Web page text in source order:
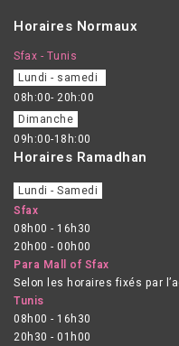
Horaires Normaux
Sfax - Tunis
Lundi - samedi
08h:00- 20h:00
Dimanche
09h:00-18h:00
Horaires Ramadhan
Lundi - Samedi
Sfax
08h00 - 16h30
20h00 - 00h00
Para Mall of Sfax
Selon les horaires fixés par
Tunis
08h00 - 16h30
20h30 - 01h00